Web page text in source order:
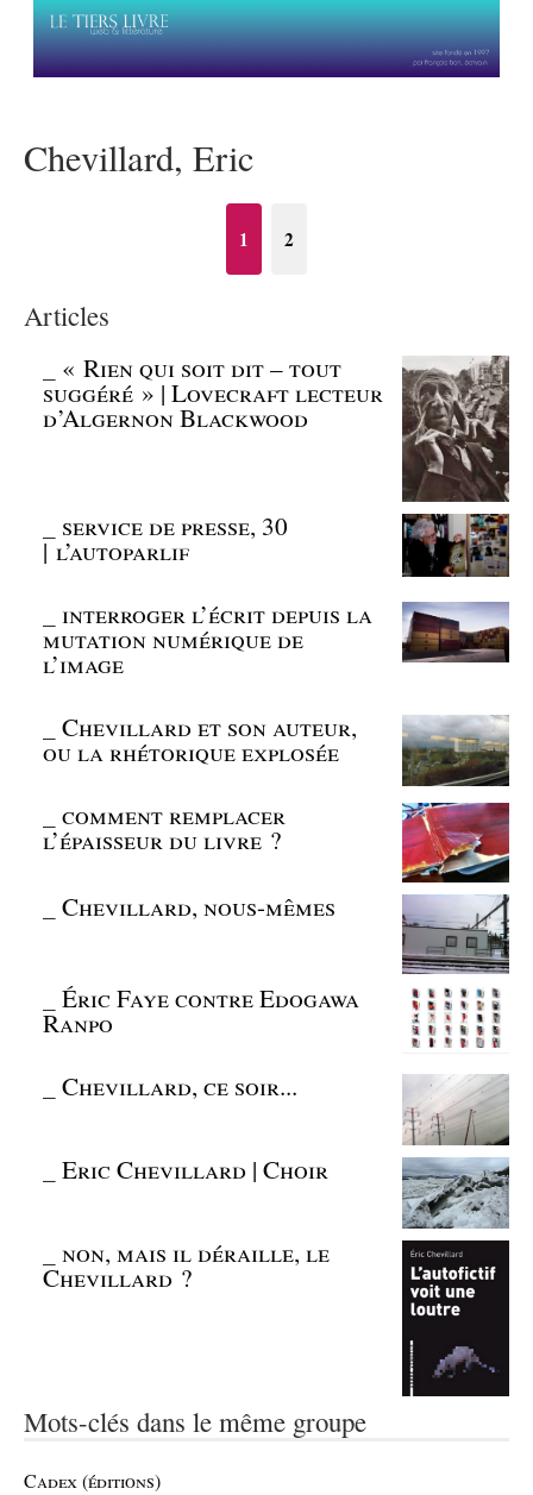
Chevillard, Eric
1 2
Articles
« Rien qui soit dit – tout
suggéré » | Lovecraft lecteur
d’Algernon Blackwood
service de presse, 30
| l’autoparlif
_interroger l’écrit depuis la
mutation numérique de
l’image
_Chevillard et son auteur,
ou la rhétorique explosée
_comment remplacer
l’épaisseur du livre ?
_Chevillard, nous-mêmes
_Éric Faye contre Edogawa
Ranpo
_Chevillard, ce soir...
_Eric Chevillard | Choir
_non, mais il déraille, le
Chevillard ?
Mots-clés dans le même groupe
Cadex (éditions)